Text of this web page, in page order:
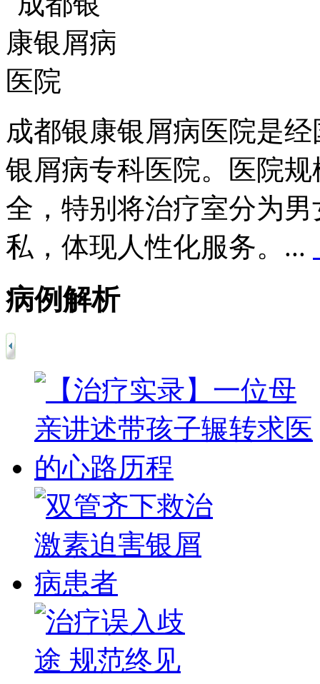
成都银康银屑病医院是
银屑病专科医院。医院
全，特别将治疗室分为
私，体现人性化服务。...
病例解析